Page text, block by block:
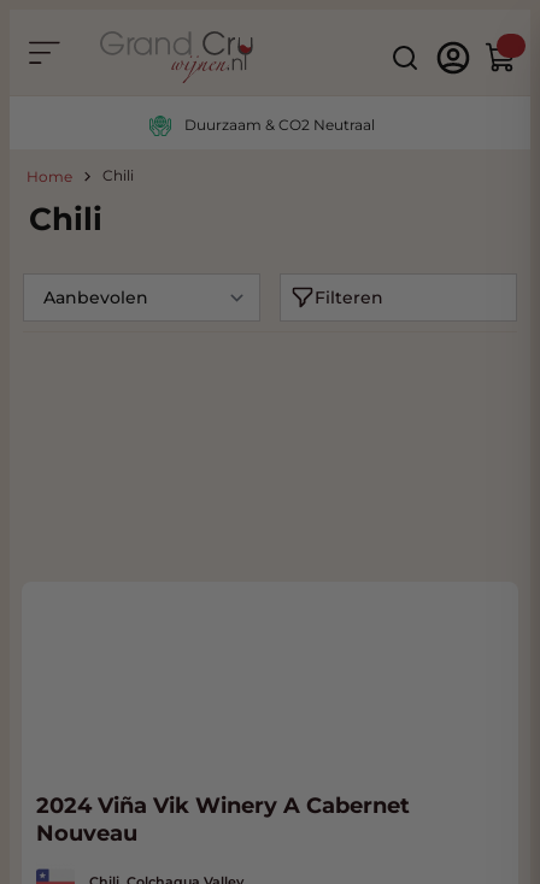
Search
Duurzaam & CO2 Neutraal
Home Chili
Chili
Filteren
2024 Viña Vik Winery A Cabernet
Nouveau